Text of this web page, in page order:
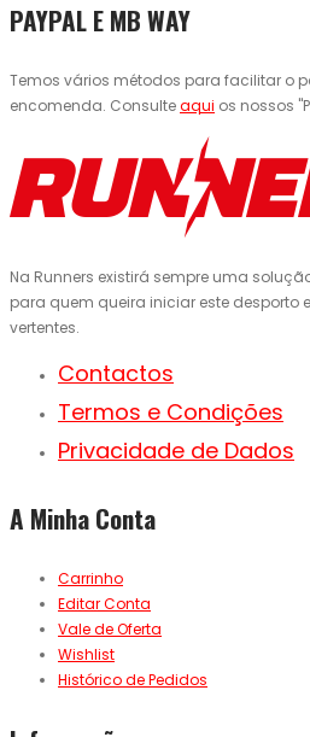
PAYPAL E MB WAY
Temos vários métodos para facilitar o
encomenda. Consulteaqui os nossos
Na Runners existirá sempre uma
para quem queira iniciar este
vertentes.
Contactos
Termos e Condições
Privacidade de Dados
A Minha Conta
Carrinho
Editar Conta
Vale de Oferta
Wishlist
Histórico de Pedidos